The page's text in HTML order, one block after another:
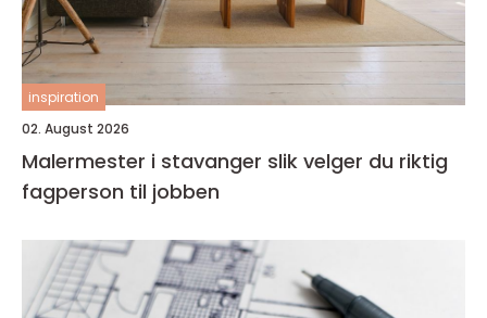
inspiration
02. August 2026
Malermester i stavanger slik velger du riktig
fagperson til jobben